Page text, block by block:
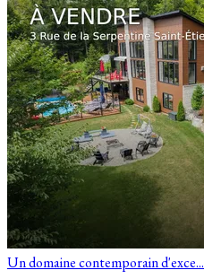
Un domaine contemporain d'exce...